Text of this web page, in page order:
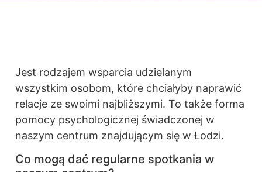
Jest rodzajem wsparcia udzielanym
wszystkim osobom, które chciałyby naprawić
relacje ze swoimi najbliższymi. To także forma
pomocy psychologicznej świadczonej w
naszym centrum znajdującym się w Łodzi.
Co mogą dać regularne spotkania w